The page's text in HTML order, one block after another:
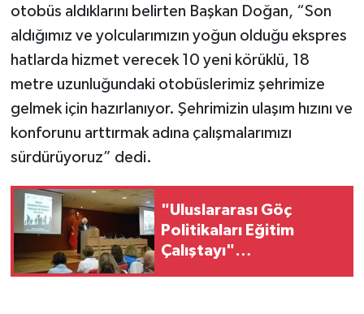
otobüs aldıklarını belirten Başkan Doğan, “Son
aldığımız ve yolcularımızın yoğun olduğu ekspres
hatlarda hizmet verecek 10 yeni körüklü, 18
metre uzunluğundaki otobüslerimiz şehrimize
gelmek için hazırlanıyor. Şehrimizin ulaşım hızını ve
konforunu arttırmak adına çalışmalarımızı
sürdürüyoruz” dedi.
"Uluslararası Göç
Politikaları Eğitim
Çalıştayı"